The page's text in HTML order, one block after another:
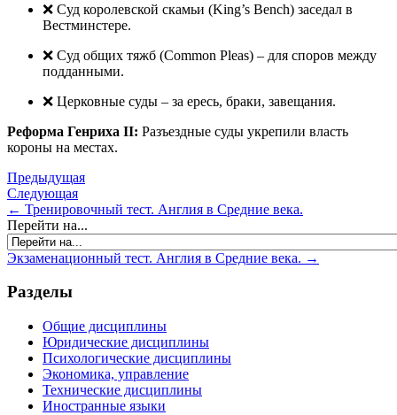
❌ Суд королевской скамьи (King’s Bench) заседал в
Вестминстере.
❌ Суд общих тяжб (Common Pleas) – для споров между
подданными.
❌ Церковные суды – за ересь, браки, завещания.
Реформа Генриха II: Разъездные суды укрепили власть
короны на местах.
Предыдущая
Следующая
← Тренировочный тест. Англия в Средние века.
Перейти на...
Экзаменационный тест. Англия в Средние века. →
Разделы
Общие дисциплины
Юридические дисциплины
Психологические дисциплины
Экономика, управление
Технические дисциплины
Иностранные языки